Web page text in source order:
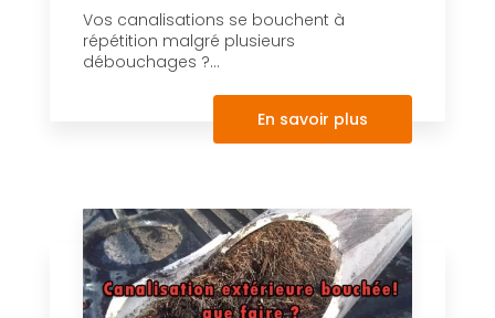
Vos canalisations se bouchent à
répétition malgré plusieurs
débouchages ?...
En savoir plus